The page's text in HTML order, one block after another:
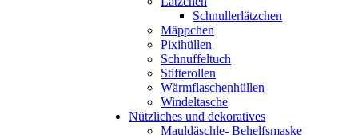
Schnullerlätzchen
Mäppchen
Pixihüllen
Schnuffeltuch
Stifterollen
Wärmflaschenhüllen
Windeltasche
Nützliches und dekoratives
Mauldäschle- Behelfsmaske